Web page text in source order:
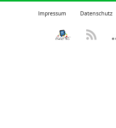
Zum
Impressum Datenschutz
IPadsTKSRss